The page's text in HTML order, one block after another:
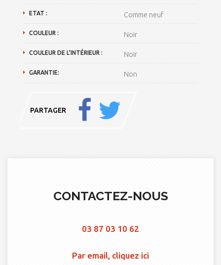
ETAT : Comme neuf
COULEUR : Noir
COULEUR DE L'INTÉRIEUR : Noir
GARANTIE: Non
PARTAGER
CONTACTEZ-NOUS
03 87 03 10 62
Par email, cliquez ici